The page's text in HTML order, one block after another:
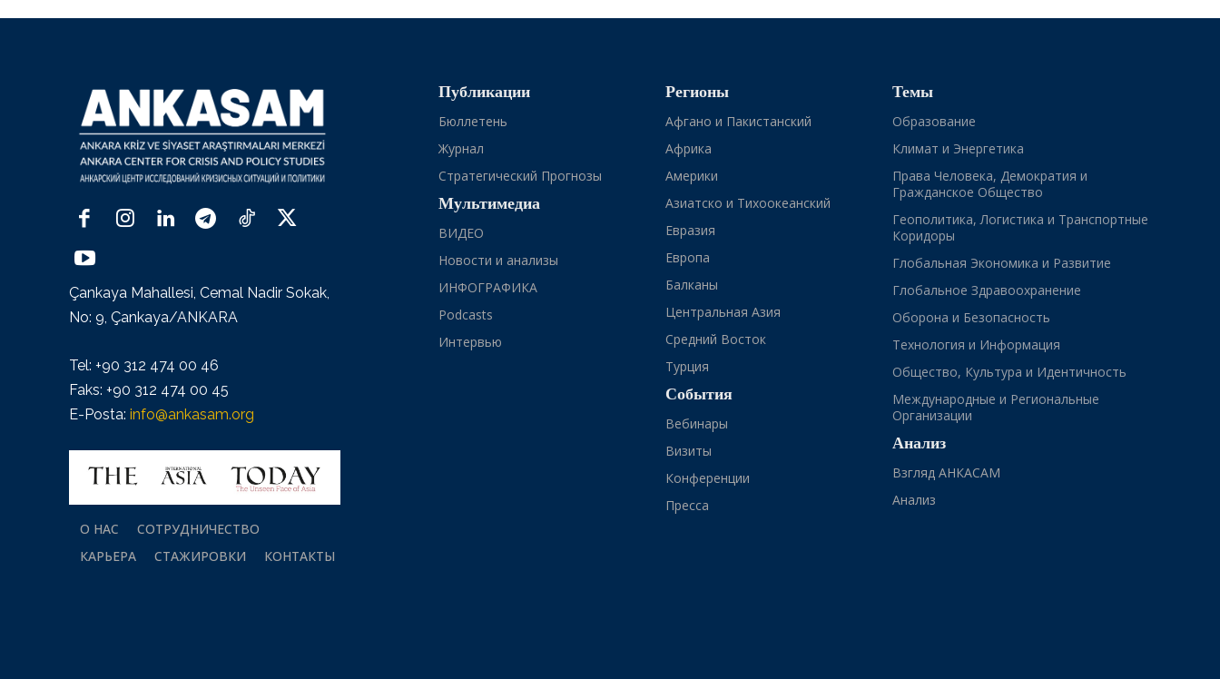
Çankaya Mahallesi, Cemal Nadir Sokak,
No: 9, Çankaya/ANKARA
Tel: +90 312 474 00 46
Faks: +90 312 474 00 45
E-Posta: info@ankasam.org
О НАС
СОТРУДНИЧЕСТВО
КАРЬЕРА
СТАЖИРОВКИ КОНТАКТЫ
Публикации
Бюллетень
Журнал
Стратегический Прогнозы
Мультимедиа
ВИДЕО
Новости и анализы
ИНФОГРАФИКА
Podcasts
Интервью
Регионы
Афгано и Пакистанский
Африка
Америки
Азиатско и Тихоокеанский
Евразия
Европа
Балканы
Центральная Азия
Средний Восток
Турция
События
Вебинары
Визиты
Конференции
Пресса
Темы
Образование
Климат и Энергетика
Права Человека, Демократия и
Гражданское Общество
Геополитика, Логистика и Транспортные
Коридоры
Глобальная Экономика и Развитие
Глобальное Здравоохранение
Оборона и Безопасность
Технология и Информация
Общество, Культура и Идентичность
Международные и Региональные
Организации
Анализ
Взгляд АНКАСАМ
Анализ